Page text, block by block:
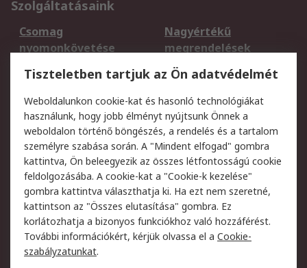
Szolgáltatásaink
Csomag
nyomonkövetése
Nagyértékű
megrendelések
Regisztráció
Szállítás
Termékvisszaküldés
Szolgáltatások
Jogi
Adatvédelmi
szabályzat
Az RS értékesítési
feltételei
Cookie szabályzat
Email biztonság
Webhelyre vonatkozó
feltételek
Weboldal felhasználói
szabályzata
Tiszteletben tartjuk az Ön adatvédelmét
Weboldalunkon cookie-kat és hasonló technológiákat
használunk, hogy jobb élményt nyújtsunk Önnek a
weboldalon történő böngészés, a rendelés és a tartalom
személyre szabása során. A "Mindent elfogad" gombra
kattintva, Ön beleegyezik az összes létfontosságú cookie
feldolgozásába. A cookie-kat a "Cookie-k kezelése"
gombra kattintva választhatja ki. Ha ezt nem szeretné,
kattintson az "Összes elutasítása" gombra. Ez
korlátozhatja a bizonyos funkciókhoz való hozzáférést.
További információkért, kérjük olvassa el a Cookie-
szabályzatunkat.